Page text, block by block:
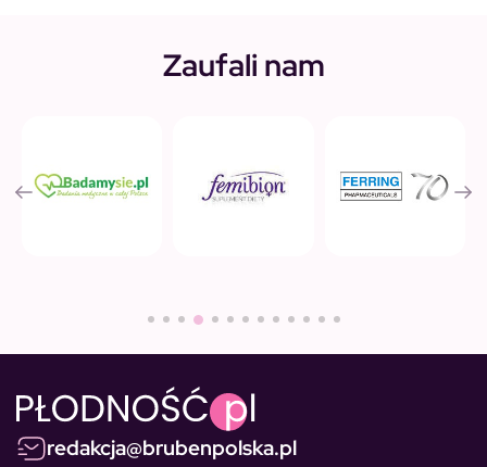
Zaufali nam
redakcja@brubenpolska.pl